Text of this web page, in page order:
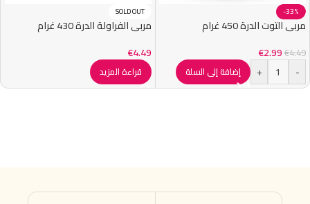
-33%
مربى التوت الدرة 450 غرام
€4.49
€2.99
-
+ إضافة إلى السلة
SOLD OUT
مربى الفراولة الدرة 430 غرام
€4.49
قراءة المزيد